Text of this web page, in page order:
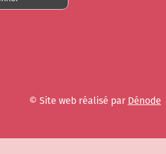
© Site web réalisé par Dénode